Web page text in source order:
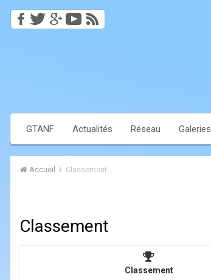
GTANF Actualités Réseau Galeries
Accueil Classement
Classement
Classement